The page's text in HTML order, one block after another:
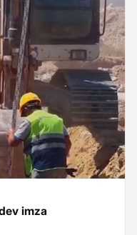
imza